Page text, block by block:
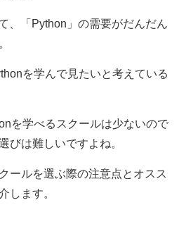
、「Python」の需要がだんだん
を学んで見たいと考えている
を学べるスクールは少ないので
びは難しいですよね。
ールを選ぶ際の注意点とオスス
します。